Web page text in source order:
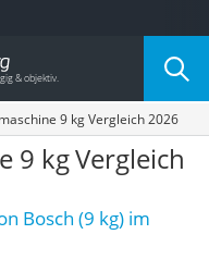
9 kg Vergleich 2026
9 kg Vergleich
Bosch (9 kg) im